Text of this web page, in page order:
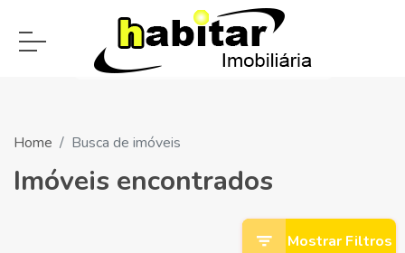
Home Busca de imóveis
Imóveis encontrados
Mostrar Filtros